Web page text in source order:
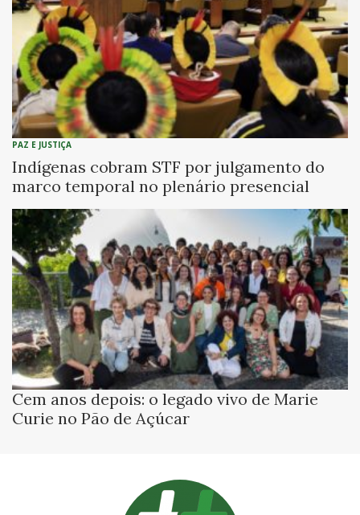
PAZ E JUSTIÇA
Indígenas cobram STF por julgamento do
marco temporal no plenário presencial
Cem anos depois: o legado vivo de Marie
Curie no Pão de Açúcar